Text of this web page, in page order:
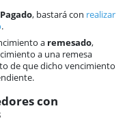
Pagado, bastará con realizar
.
a remesado,
a una remesa
de que dicho vencimiento
con